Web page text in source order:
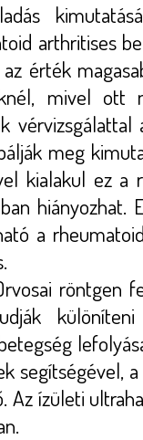
arthritises
érték
mivel ott
meg
kialakul ez a
hiányozhat.
a
röntgen
segítségével,
ízületi